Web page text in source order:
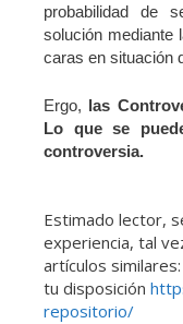
probabilidad de
solución mediante
caras en situación
Ergo, las
Lo que se
controversia.
Estimado lector,
experiencia, tal
artículos
tu disposición
repositorio/